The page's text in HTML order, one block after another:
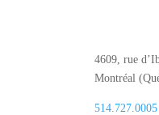
4609, rue
Montréal
514.727.0005